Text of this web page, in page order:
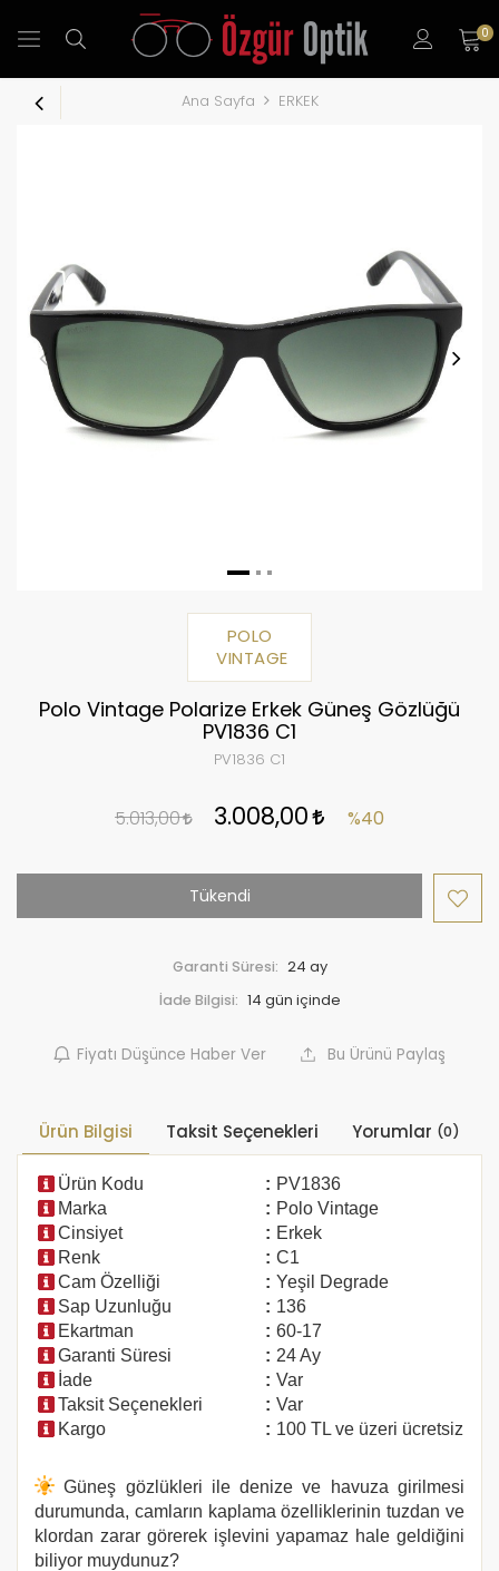
0
Ana Sayfa ERKEK
POLO
VINTAGE
Polo Vintage Polarize Erkek Güneş Gözlüğü
PV1836 C1
PV1836 C1
5.013,00 3.008,00 %40
Tükendi
Garanti Süresi: 24 ay
İade Bilgisi:
Fiyatı Düşünce Haber Ver Bu Ürünü Paylaş
Ürün Bilgisi Taksit Seçenekleri Yorumlar (0)
Ürün Kodu : PV1836
Marka
: Polo Vintage
Cinsiyet
: Erkek
Renk
: C1
Cam Özelliği
: Yeşil Degrade
Sap Uzunluğu
: 136
Ekartman
: 60-17
Garanti Süresi
: 24 Ay
İade
: Var
Taksit Seçenekleri
: Var
Kargo
: 100 TL ve üzeri ücretsiz
Güneş gözlükleri ile denize ve havuza girilmesi
durumunda, camların kaplama özelliklerinin tuzdan ve
klordan zarar görerek işlevini yapamaz hale geldiğini
biliyor muydunuz?